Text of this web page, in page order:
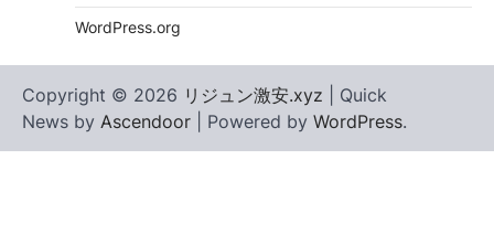
WordPress.org
Copyright © 2026 リジュン激安.xyz | Quick
News by Ascendoor | Powered by WordPress.